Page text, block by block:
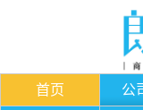
首页 公